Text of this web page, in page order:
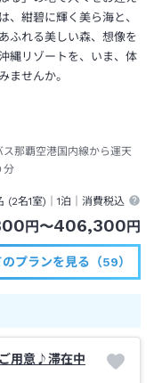
、紺碧に輝く美ら海と、
ふれる美しい森、想像を
縄リゾートを、いま、体
ませんか。
那覇空港国内線から運天
分
(2名1室)｜1泊 ｜消費税込
円〜406,300円
プランを見る（59）
用意♪滞在中